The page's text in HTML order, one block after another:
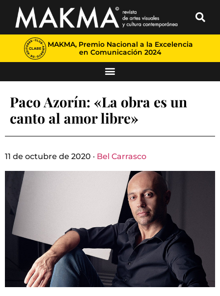
MAKMA, Premio Nacional a la Excelencia
en Comunicación 2024
Paco Azorín: «La obra es un
canto al amor libre»
11 de octubre de 2020 · Bel Carrasco